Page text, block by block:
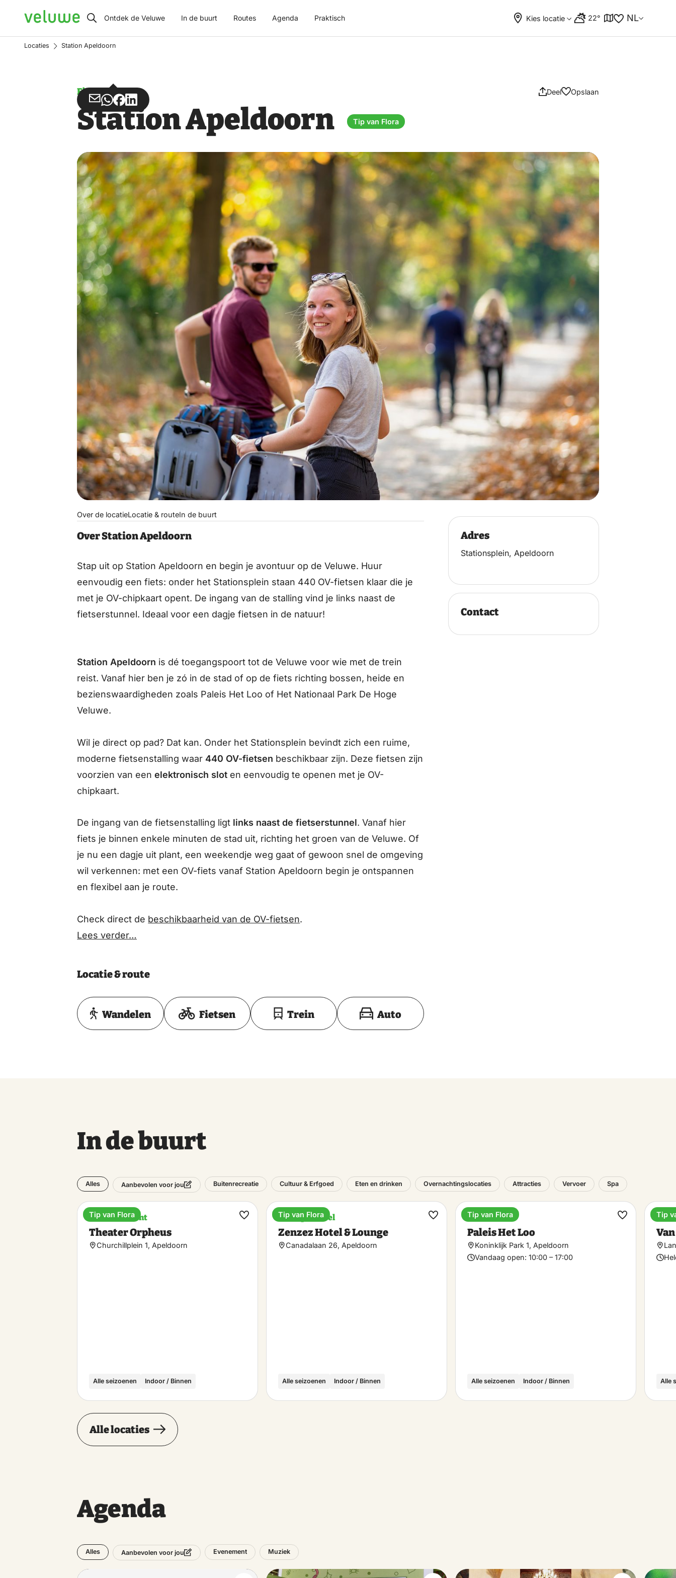
Veluwe Ontdek de Veluwe In de buurt Routes Agenda Praktisch Kies locatie 22° NL
Locaties Station Apeldoorn
Fietsverhuur Deel
Deel
via
Deel
via
Deel
op
Deel
op
Opslaan
Station Apeldoorn Tip van Flora
Over de locatieLocatie & routeIn de buurt
Over Station Apeldoorn
Stap uit op Station Apeldoorn en begin je avontuur op de Veluwe. Huur
eenvoudig een fiets: onder het Stationsplein staan 440 OV-fietsen klaar die je
met je OV-chipkaart opent. De ingang van de stalling vind je links naast de
fietserstunnel. Ideaal voor een dagje fietsen in de natuur!
Station Apeldoorn is dé toegangspoort tot de Veluwe voor wie met de trein
reist. Vanaf hier ben je zó in de stad of op de fiets richting bossen, heide en
bezienswaardigheden zoals Paleis Het Loo of Het Nationaal Park De Hoge
Veluwe.
Wil je direct op pad? Dat kan. Onder het Stationsplein bevindt zich een ruime,
moderne fietsenstalling waar 440 OV-fietsen beschikbaar zijn. Deze fietsen zijn
voorzien van eenelektronisch slot en eenvoudig te openen met je OV-
chipkaart.
De ingang van de fietsenstalling ligt links naast de fietserstunnel. Vanaf hier
fiets je binnen enkele minuten de stad uit, richting het groen van de Veluwe. Of
je nu een dagje uit plant, een weekendje weg gaat of gewoon snel de omgeving
wil verkennen: met een OV-fiets vanaf Station Apeldoorn begin je ontspannen
en flexibel aan je route.
Check direct de beschikbaarheid van de OV-fietsen.
Lees verder…
Locatie & route
Toon op kaart
Wandelen Fietsen Trein Auto
Adres
Stationsplein, Apeldoorn
Contact
In de buurt
Alles Aanbevolen voor jou Buitenrecreatie Cultuur & Erfgoed Eten en drinken Overnachtingslocaties Attracties Vervoer Spa
Entertainment
Theater Orpheus
Churchillplein 1, Apeldoorn
Alle seizoenen Indoor / Binnen
Tip van Flora
Maak
Boutique hotel
Zenzez Hotel & Lounge
Canadalaan 26, Apeldoorn
Alle seizoenen Indoor / Binnen
Tip van Flora
Maak
Museum
Paleis Het Loo
Koninklijk Park 1, Apeldoorn
Vandaag open: 10:00 – 17:00
Alle seizoenen Indoor / Binnen
Tip van Flora
Maak
Alle
Tip
Alle locaties
Agenda
Alles Aanbevolen voor jou Evenement Muziek